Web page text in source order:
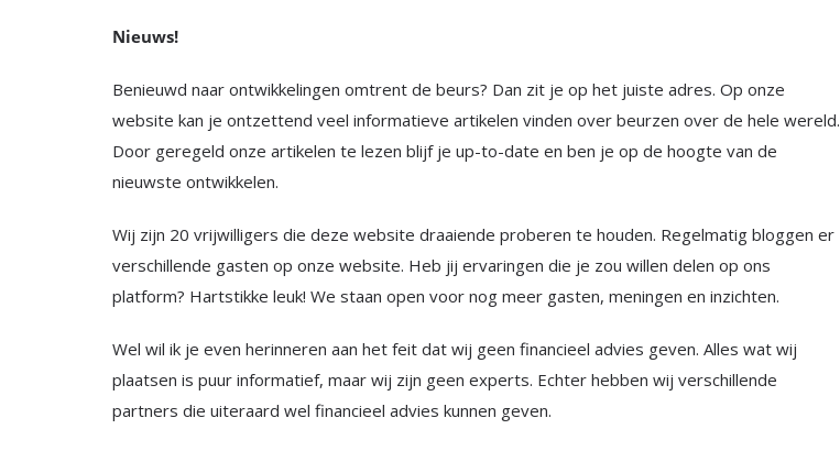
Nieuws!
Benieuwd naar ontwikkelingen omtrent de beurs? Dan zit je op het juiste adres. Op onze
website kan je ontzettend veel informatieve artikelen vinden over beurzen over de hele wereld.
Door geregeld onze artikelen te lezen blijf je up-to-date en ben je op de hoogte van de
nieuwste ontwikkelen.
Wij zijn 20 vrijwilligers die deze website draaiende proberen te houden. Regelmatig bloggen er
verschillende gasten op onze website. Heb jij ervaringen die je zou willen delen op ons
platform? Hartstikke leuk! We staan open voor nog meer gasten, meningen en inzichten.
Wel wil ik je even herinneren aan het feit dat wij geen financieel advies geven. Alles wat wij
plaatsen is puur informatief, maar wij zijn geen experts. Echter hebben wij verschillende
partners die uiteraard wel financieel advies kunnen geven.